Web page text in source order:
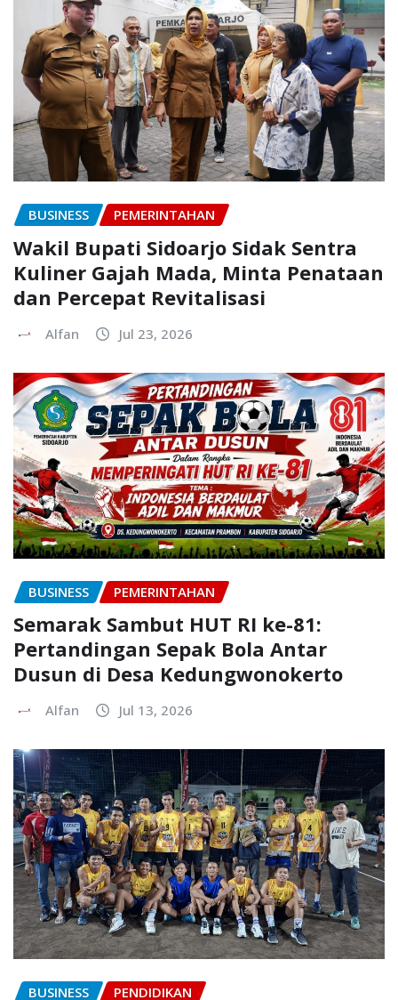
BUSINESS PEMERINTAHAN
Wakil Bupati Sidoarjo Sidak Sentra
Kuliner Gajah Mada, Minta Penataan
dan Percepat Revitalisasi
Alfan Jul 23, 2026
BUSINESS PEMERINTAHAN
Semarak Sambut HUT RI ke-81:
Pertandingan Sepak Bola Antar
Dusun di Desa Kedungwonokerto
Alfan Jul 13, 2026
BUSINESS PENDIDIKAN